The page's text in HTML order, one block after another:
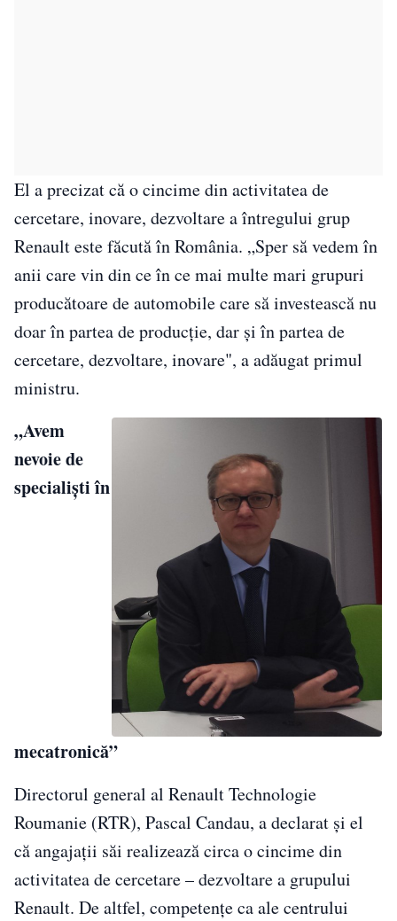
El a precizat că o cincime din activitatea de
cercetare, inovare, dezvoltare a întregului grup
Renault este făcută în România. „Sper să vedem în
anii care vin din ce în ce mai multe mari grupuri
producătoare de automobile care să investească nu
doar în partea de producţie, dar şi în partea de
cercetare, dezvoltare, inovare", a adăugat primul
ministru.
„Avem
nevoie de
specialiști în
mecatronică”
Directorul general al Renault Technologie
Roumanie (RTR), Pascal Candau, a declarat și el
că angajații săi realizează circa o cincime din
activitatea de cercetare – dezvoltare a grupului
Renault. De altfel, competențe ca ale centrului